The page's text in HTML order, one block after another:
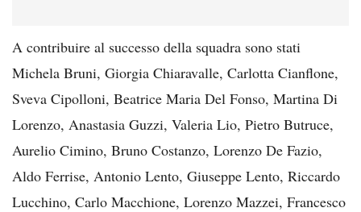
A contribuire al successo della squadra sono stati
Michela Bruni, Giorgia Chiaravalle, Carlotta Cianflone,
Sveva Cipolloni, Beatrice Maria Del Fonso, Martina Di
Lorenzo, Anastasia Guzzi, Valeria Lio, Pietro Butruce,
Aurelio Cimino, Bruno Costanzo, Lorenzo De Fazio,
Aldo Ferrise, Antonio Lento, Giuseppe Lento, Riccardo
Lucchino, Carlo Macchione, Lorenzo Mazzei, Francesco